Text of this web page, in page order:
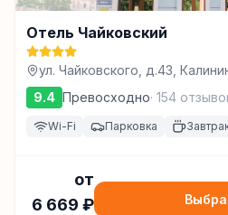
Отель Чайковский
ул. Чайковского, д.43,
9.4 Превосходно· 154
Wi-Fi Парковка
от
6 669 ₽